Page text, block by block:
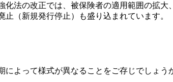
法の改正では、被保険者の適用範囲の拡
止（新規発行停止）も盛り込まれています。
よって様式が異なることをご存じでしょう